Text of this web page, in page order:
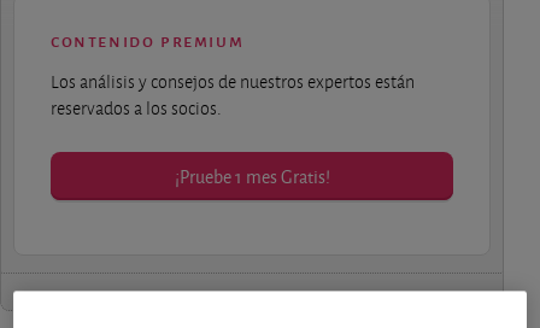
contenido premium
Los análisis y consejos de nuestros expertos están
reservados a los socios.
¡Pruebe 1 mes Gratis!